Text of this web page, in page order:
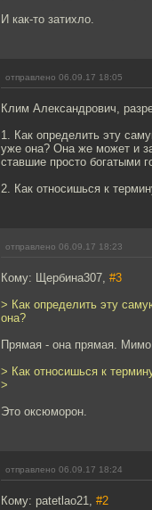
И как-то затихло.
отправлено 06.09.17 18:05
Клим Александрович,
1. Как определить эту
уже она? Она же может и
ставшие просто богатыми
2. Как относишься к
отправлено 06.09.17 18:23
Кому: Щербина307, #3
> Как определить эту
она?
Прямая - она прямая.
> Как относишься к
>
Это оксюморон.
отправлено 06.09.17 18:24
Кому: patetlao21, #2